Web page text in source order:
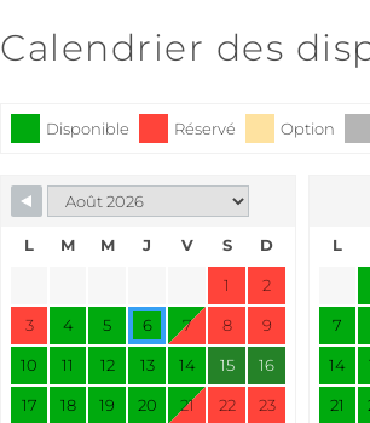
Calendrier des
Disponible Réservé Option
L M M J V S D
1 2
3 4 5 6 7 8 9
10 11 12 13 14 15 16
17 18 19 20 21 22 23
L
7
14
21